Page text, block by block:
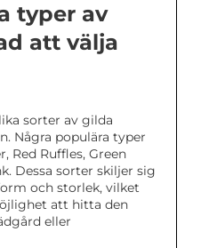
typer av
att välja
sorter av gilda
Några populära typer
Red Ruffles, Green
Dessa sorter skiljer sig
och storlek, vilket
att hitta den
eller